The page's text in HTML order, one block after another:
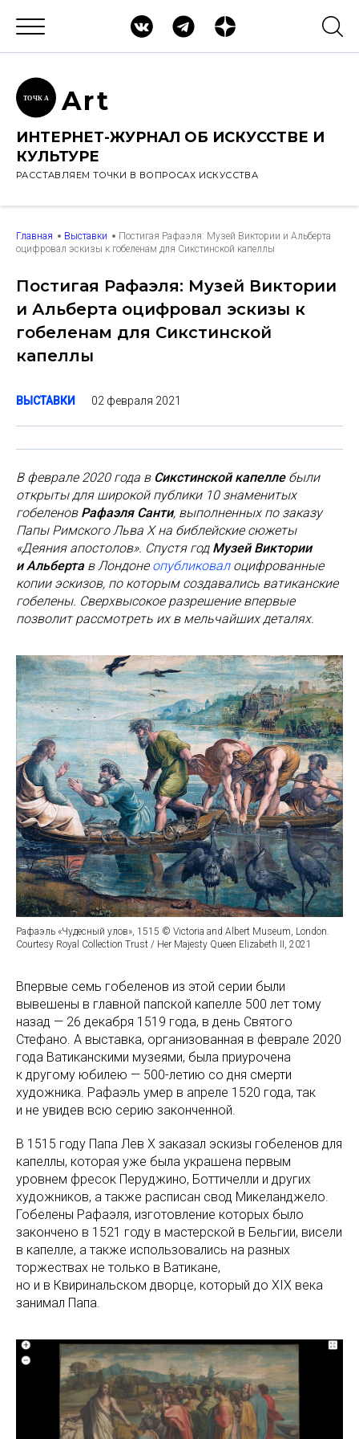
ТОЧК А Art
ИНТЕРНЕТ-ЖУРНАЛ ОБ ИСКУССТВЕ И
КУЛЬТУРЕ
РАССТАВЛЯЕМ ТОЧКИ В ВОПРОСАХ ИСКУССТВА
Главная Выставки
Постигая Рафаэля: Музей Виктории и Альберта
оцифровал эскизы к гобеленам для Сикстинской капеллы
Постигая Рафаэля: Музей Виктории
и Альберта оцифровал эскизы к
гобеленам для Сикстинской
капеллы
ВЫСТАВКИ 02 февраля 2021
В феврале 2020 года в Сикстинской капеллебыли
открыты для широкой публики 10 знаменитых
гобеленов Рафаэля Санти, выполненных по заказу
Папы Римского Льва Х на библейские сюжеты
«Деяния апостолов». Спустя год Музей Виктории
и Альбертав Лондоне опубликовал оцифрованные
копии эскизов, по которым создавались ватиканские
гобелены. Сверхвысокое разрешение впервые
позволит рассмотреть их в мельчайших деталях.
Рафаэль «Чудесный улов», 1515 © Victoria and Albert Museum, London.
Courtesy Royal Collection Trust / Her Majesty Queen Elizabeth II, 2021
Впервые семь гобеленов из этой серии были
вывешены в главной папской капелле 500 лет тому
назад — 26 декабря 1519 года, в день Святого
Стефано. А выставка, организованная в феврале 2020
года Ватиканскими музеями, была приурочена
к другому юбилею — 500-летию со дня смерти
художника. Рафаэль умер в апреле 1520 года, так
и не увидев всю серию законченной.
В 1515 году Папа Лев Х заказал эскизы гобеленов для
капеллы, которая уже была украшена первым
уровнем фресок Перуджино, Боттичелли и других
художников, а также расписан свод Микеланджело.
Гобелены Рафаэля, изготовление которых было
закончено в 1521 году в мастерской в Бельгии, висели
в капелле, а также использовались на разных
торжествах не только в Ватикане,
но и в Квиринальском дворце, который до XIX века
занимал Папа.